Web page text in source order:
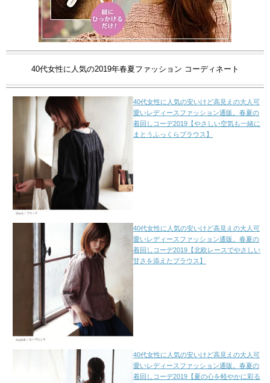
40代女性に人気の2019年春夏ファッション コーディネート
40代女性に人気の安いけど高見えの大人可
愛いレディースファッション通販。春夏の
着回しコーデ2019【やさしい空気も一緒に
まとうふっくらブラウス】
40代女性に人気の安いけど高見えの大人可
愛いレディースファッション通販。春夏の
着回しコーデ2019【北欧レースでやさしい
甘さを添えたブラウス】
40代女性に人気の安いけど高見えの大人可
愛いレディースファッション通販。春夏の
着回しコーデ2019【夏の心を軽やかに彩る